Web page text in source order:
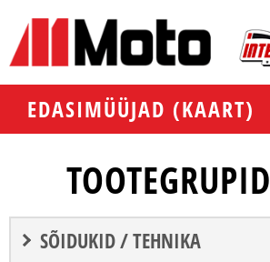
EDASIMÜÜJAD (KAART)
TOOTEGRUPID
SÕIDUKID / TEHNIKA